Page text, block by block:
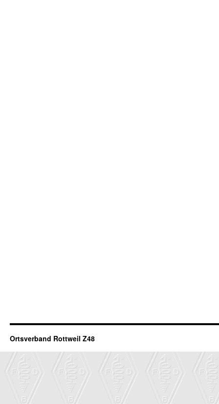
Ortsverband Rottweil Z48